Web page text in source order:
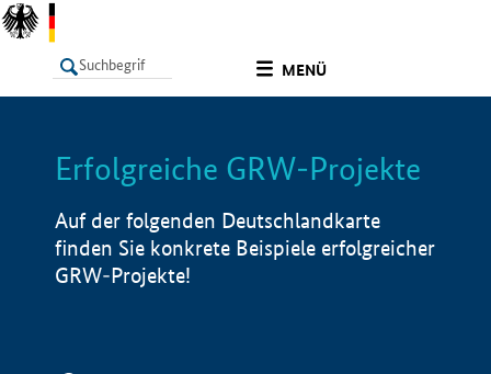
MENÜ
LISTE Info
Erfolgreiche GRW-Projekte
Auf der folgenden Deutschlandkarte
finden Sie konkrete Beispiele erfolgreicher
GRW-Projekte!